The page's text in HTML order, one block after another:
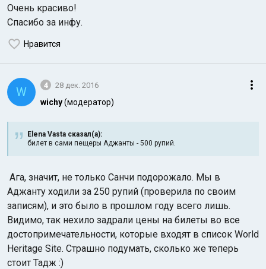
Очень красиво!
Спасибо за инфу.
Нравится
W 4 28 дек. 2016
wichy(модератор)
Elena Vasta сказал(а):
билет в сами пещеры Аджанты - 500 рупий.
Ага, значит, не только Санчи подорожало. Мы в
Аджанту ходили за 250 рупий (проверила по своим
записям), и это было в прошлом году всего лишь.
Видимо, так нехило задрали цены на билеты во все
достопримечательности, которые входят в список World
Heritage Site. Страшно подумать, сколько же теперь
стоит Тадж :)